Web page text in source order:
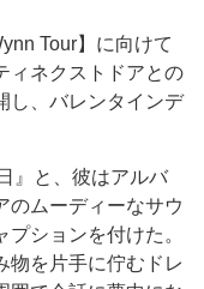
Tour】に向けて
ィネクストドアとの
し、バレンタインデ
』と、彼はアルバ
のムーディーなサウ
ションを付けた。
物を片手に佇むドレ